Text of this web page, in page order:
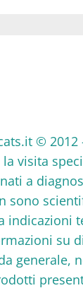
© 2012
visita
a
sono
indicazioni
su
generale,